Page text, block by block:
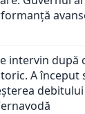
intervin după
A început